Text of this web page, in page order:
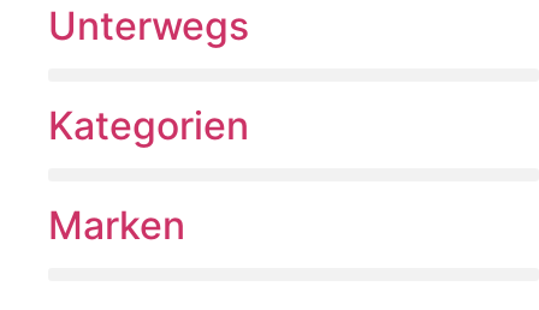
Unterwegs
Kategorien
Marken